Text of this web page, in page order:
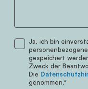
Telefonnummer
Ja, ich bin
gespeichert
Zweck der
Die
genommen.*